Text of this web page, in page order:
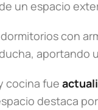
un espacio
con
aportando
cocina fue
destaca